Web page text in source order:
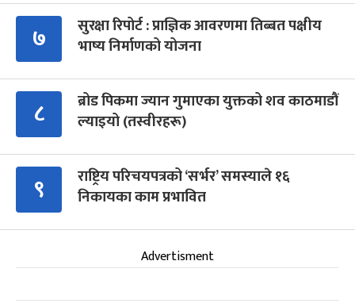
७
सुरक्षा रिपोर्ट : प्राज्ञिक आवरणमा तिब्बत पक्षीय
भाष्य निर्माणको योजना
८
ब्रोड पिकमा ज्यान गुमाएका युक्तको शव काठमाडौं
ल्याइयो (तस्वीरहरू)
९
राष्ट्रिय परिचयपत्रको ‘सर्भर’ समस्याले १६
निकायका काम प्रभावित
Advertisment